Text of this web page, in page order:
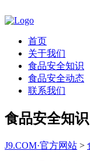
首页
关于我们
食品安全知识
食品安全动态
联系我们
食品安全知识
J9.COM·官方网站 >